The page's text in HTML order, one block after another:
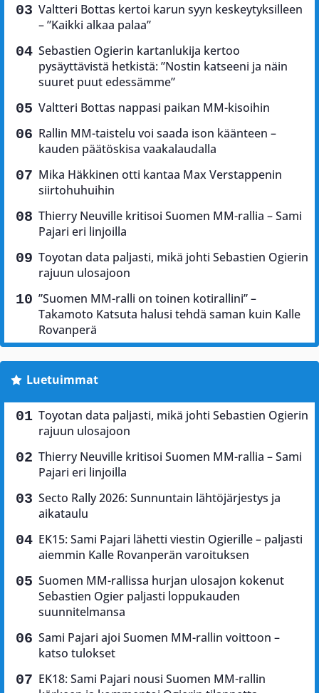
Valtteri Bottas kertoi karun syyn keskeytyksilleen
– ”Kaikki alkaa palaa”
Sebastien Ogierin kartanlukija kertoo
pysäyttävistä hetkistä: ”Nostin katseeni ja näin
suuret puut edessämme”
Valtteri Bottas nappasi paikan MM-kisoihin
Rallin MM-taistelu voi saada ison käänteen –
kauden päätöskisa vaakalaudalla
Mika Häkkinen otti kantaa Max Verstappenin
siirtohuhuihin
Thierry Neuville kritisoi Suomen MM-rallia – Sami
Pajari eri linjoilla
Toyotan data paljasti, mikä johti Sebastien Ogierin
rajuun ulosajoon
”Suomen MM-ralli on toinen kotirallini” –
Takamoto Katsuta halusi tehdä saman kuin Kalle
Rovanperä
Luetuimmat
Toyotan data paljasti, mikä johti Sebastien Ogierin
rajuun ulosajoon
Thierry Neuville kritisoi Suomen MM-rallia – Sami
Pajari eri linjoilla
Secto Rally 2026: Sunnuntain lähtöjärjestys ja
aikataulu
EK15: Sami Pajari lähetti viestin Ogierille – paljasti
aiemmin Kalle Rovanperän varoituksen
Suomen MM-rallissa hurjan ulosajon kokenut
Sebastien Ogier paljasti loppukauden
suunnitelmansa
Sami Pajari ajoi Suomen MM-rallin voittoon –
katso tulokset
EK18: Sami Pajari nousi Suomen MM-rallin